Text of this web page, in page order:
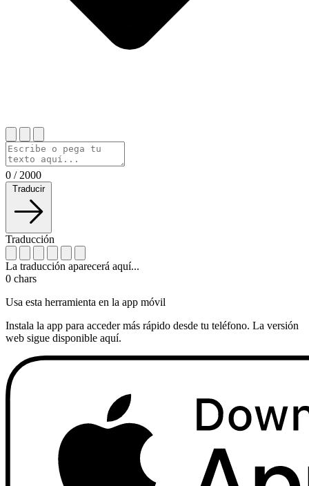
0 / 2000
Traducir
Traducción
La traducción aparecerá aquí...
0 chars
Usa esta herramienta en la app móvil
Instala la app para acceder más rápido desde tu teléfono. La versión
web sigue disponible aquí.